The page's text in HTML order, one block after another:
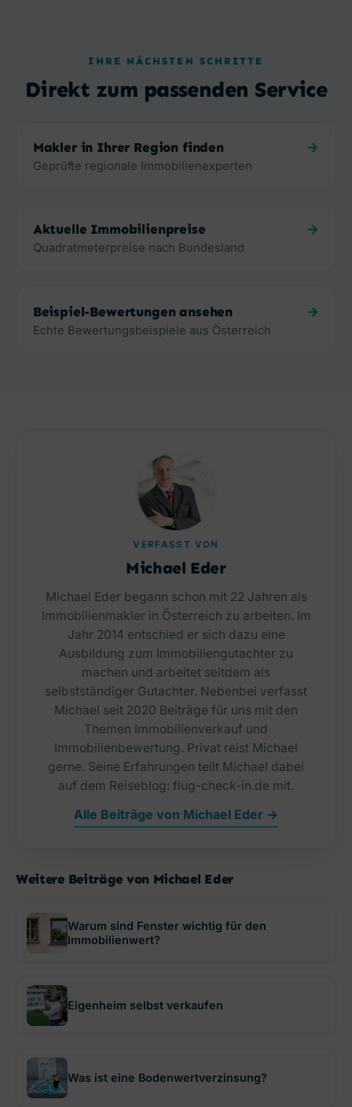
IHRE NÄCHSTEN SCHRITTE
Direkt zum passenden Service
Makler in Ihrer Region finden
Geprüfte regionale Immobilienexperten
Aktuelle Immobilienpreise
Quadratmeterpreise nach Bundesland
Beispiel-Bewertungen ansehen
Echte Bewertungsbeispiele aus Österreich
VERFASST VON
Michael Eder
Michael Eder begann schon mit 22 Jahren als
Immobilienmakler in Österreich zu arbeiten. Im
Jahr 2014 entschied er sich dazu eine
Ausbildung zum Immobiliengutachter zu
machen und arbeitet seitdem als
selbstständiger Gutachter. Nebenbei verfasst
Michael seit 2020 Beiträge für uns mit den
Themen Immobilienverkauf und
Immobilienbewertung. Privat reist Michael
gerne. Seine Erfahrungen teilt Michael dabei
auf dem Reiseblog: flug-check-in.de mit.
Alle Beiträge von Michael Eder →
Weitere Beiträge von Michael Eder
Warum sind Fenster wichtig für den
Immobilienwert?
Eigenheim selbst verkaufen
Was ist eine Bodenwertverzinsung?